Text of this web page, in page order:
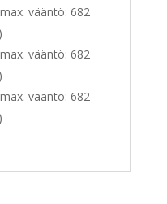
vääntö: 682
vääntö: 682
vääntö: 682